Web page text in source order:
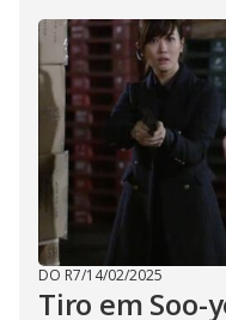
DO R7/14/02/2025
Tiro em Soo-